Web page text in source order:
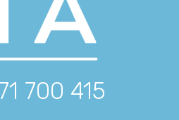
700 415